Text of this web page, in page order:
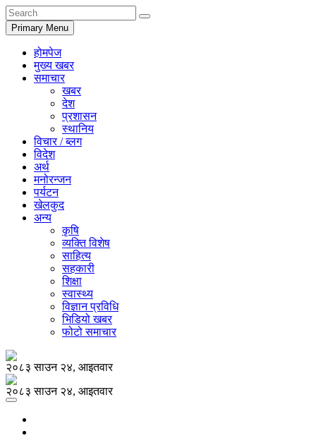
Primary Menu
होमपेज
मुख्य खबर
समाचार
खबर
देश
प्रशासन
स्थानिय
विचार / ब्लग
विदेश
अर्थ
मनोरन्जन
पर्यटन
खेलकुद
अन्य
कृषि
व्यक्ति विशेष
साहित्य
सहकारी
शिक्षा
स्वास्थ्य
विज्ञान प्रविधि
भिडियो खबर
फोटो समाचार
२०८३ साउन २४, आइतवार
२०८३ साउन २४, आइतवार